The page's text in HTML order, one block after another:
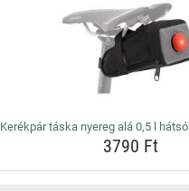
Kerékpár táska nyereg alá 0,5 l hátsó
3790 Ft